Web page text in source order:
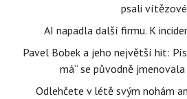
psali vítězové
AI napadla další firmu. K
Pavel Bobek a jeho největší hit:
má“ se původně
Odlehčete v létě svým nohám